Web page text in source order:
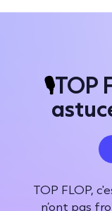
🎙️TOP
TOP FLOP,
n’ont pas